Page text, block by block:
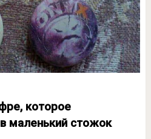
которое
маленький стожок